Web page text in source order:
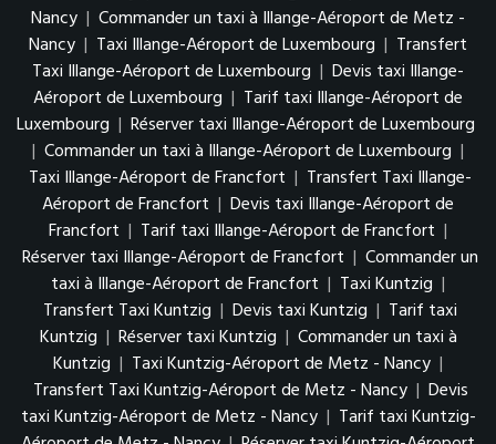
Nancy | Commander un taxi à Illange-Aéroport de Metz -
Nancy | Taxi Illange-Aéroport de Luxembourg | Transfert
Taxi Illange-Aéroport de Luxembourg | Devis taxi Illange-
Aéroport de Luxembourg | Tarif taxi Illange-Aéroport de
Luxembourg | Réserver taxi Illange-Aéroport de Luxembourg
| Commander un taxi à Illange-Aéroport de Luxembourg |
Taxi Illange-Aéroport de Francfort | Transfert Taxi Illange-
Aéroport de Francfort | Devis taxi Illange-Aéroport de
Francfort | Tarif taxi Illange-Aéroport de Francfort |
Réserver taxi Illange-Aéroport de Francfort | Commander un
taxi à Illange-Aéroport de Francfort | Taxi Kuntzig |
Transfert Taxi Kuntzig | Devis taxi Kuntzig | Tarif taxi
Kuntzig | Réserver taxi Kuntzig | Commander un taxi à
Kuntzig | Taxi Kuntzig-Aéroport de Metz - Nancy |
Transfert Taxi Kuntzig-Aéroport de Metz - Nancy | Devis
taxi Kuntzig-Aéroport de Metz - Nancy | Tarif taxi Kuntzig-